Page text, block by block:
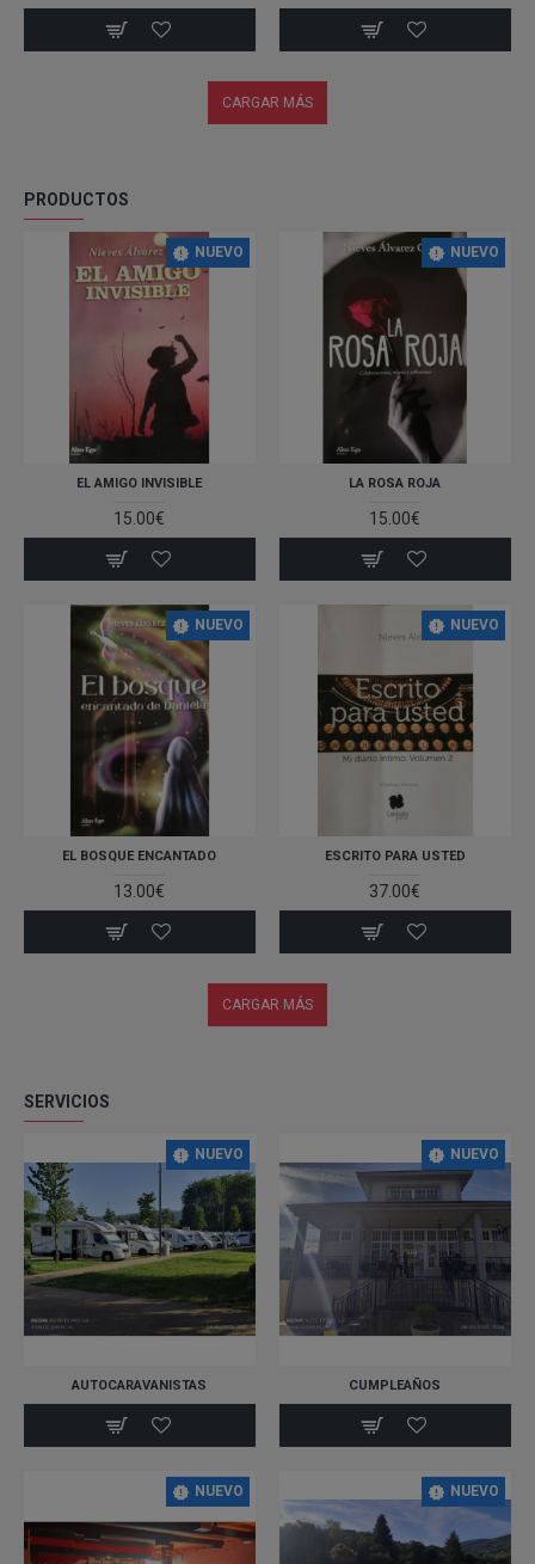
CARGAR MÁS
PRODUCTOS
NUEVO
EL AMIGO INVISIBLE
15.00€
NUEVO
LA ROSA ROJA
15.00€
NUEVO
EL BOSQUE ENCANTADO
13.00€
NUEVO
ESCRITO PARA USTED
37.00€
CARGAR MÁS
SERVICIOS
NUEVO
AUTOCARAVANISTAS
NUEVO
CUMPLEAÑOS
NUEVO NUEVO